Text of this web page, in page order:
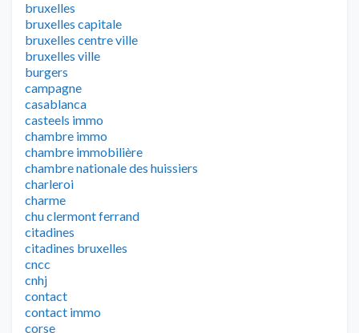
bruxelles
bruxelles capitale
bruxelles centre ville
bruxelles ville
burgers
campagne
casablanca
casteels immo
chambre immo
chambre immobilière
chambre nationale des huissiers
charleroi
charme
chu clermont ferrand
citadines
citadines bruxelles
cncc
cnhj
contact
contact immo
corse